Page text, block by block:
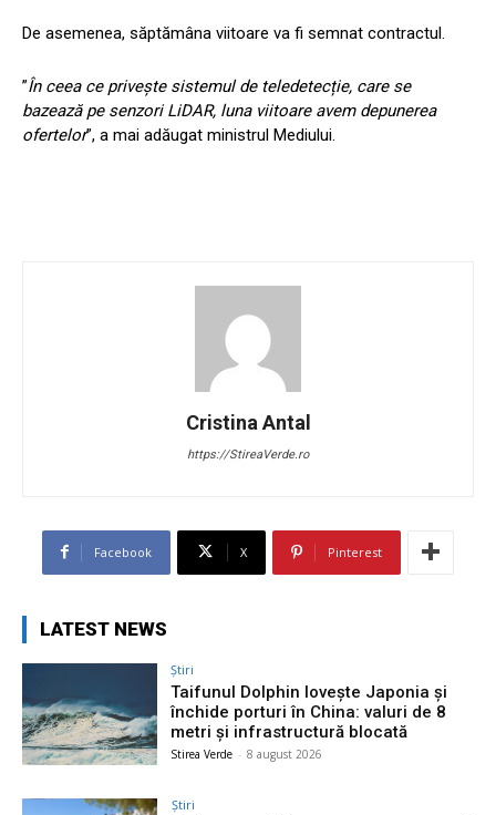
De asemenea, săptămâna viitoare va fi semnat contractul.
”În ceea ce privește sistemul de teledetecție, care se
bazează pe senzori LiDAR, luna viitoare avem depunerea
ofertelor”, a mai adăugat ministrul Mediului.
Cristina Antal
https://StireaVerde.ro
Facebook X Pinterest
LATEST NEWS
Știri
Taifunul Dolphin lovește Japonia și
închide porturi în China: valuri de 8
metri și infrastructură blocată
Stirea Verde - 8 august 2026
Știri